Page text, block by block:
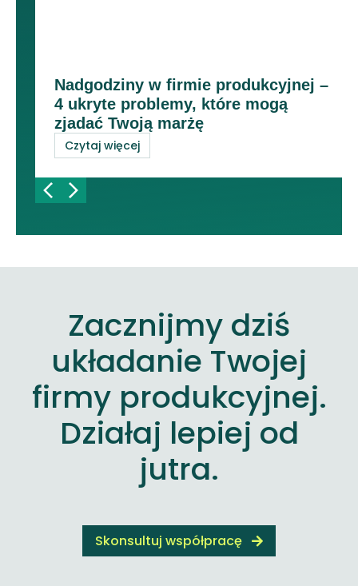
Nadgodziny w firmie produkcyjnej –
4 ukryte problemy, które mogą
zjadać Twoją marżę
Czytaj więcej
Zacznijmy dziś
układanie Twojej
firmy produkcyjnej.
Działaj lepiej od
jutra.
Skonsultuj współpracę